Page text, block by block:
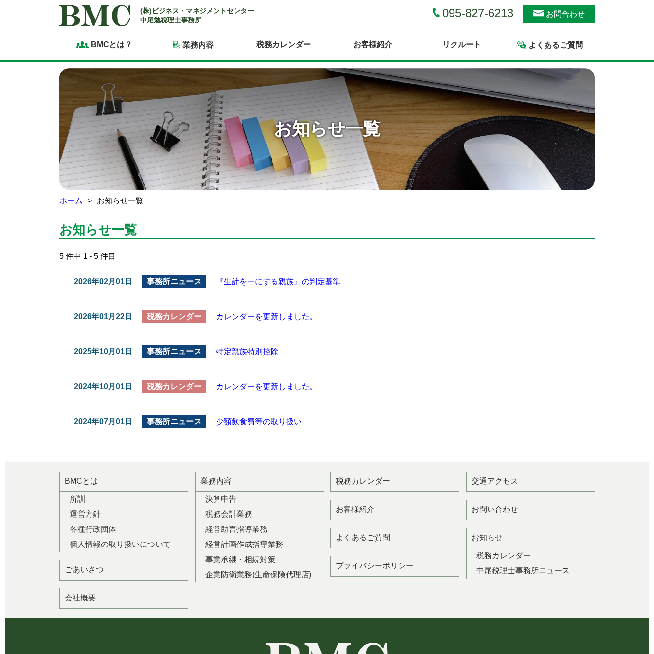
(株)ビジネス・マネジメントセンター
中尾勉税理士事務所
095-827-6213 お問合わせ
BMCとは？ 業務内容 税務カレンダー お客様紹介 リクルート よくあるご質問
お知らせ一覧
ホーム お知らせ一覧
お知らせ一覧
5 件中 1 - 5 件目
2026年02月01日 事務所ニュース 『生計を一にする親族』の判定基準
2026年01月22日 税務カレンダー カレンダーを更新しました。
2025年10月01日 事務所ニュース 特定親族特別控除
2024年10月01日 税務カレンダー カレンダーを更新しました。
2024年07月01日 事務所ニュース 少額飲食費等の取り扱い
BMCとは
所訓
運営方針
各種行政団体
個人情報の取り扱いについて
ごあいさつ
会社概要
業務内容
決算申告
税務会計業務
経営助言指導業務
経営計画作成指導業務
事業承継・相続対策
企業防衛業務(生命保険代理店)
税務カレンダー
お客様紹介
よくあるご質問
プライバシーポリシー
交通アクセス
お問い合わせ
お知らせ
税務カレンダー
中尾税理士事務所ニュース